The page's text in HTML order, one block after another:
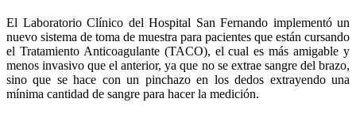
El Laboratorio Clínico del Hospital San Fernando implementó un
nuevo sistema de toma de muestra para pacientes que están cursando
el Tratamiento Anticoagulante (TACO), el cual es más amigable y
menos invasivo que el anterior, ya que no se extrae sangre del brazo,
sino que se hace con un pinchazo en los dedos extrayendo una
mínima cantidad de sangre para hacer la medición.